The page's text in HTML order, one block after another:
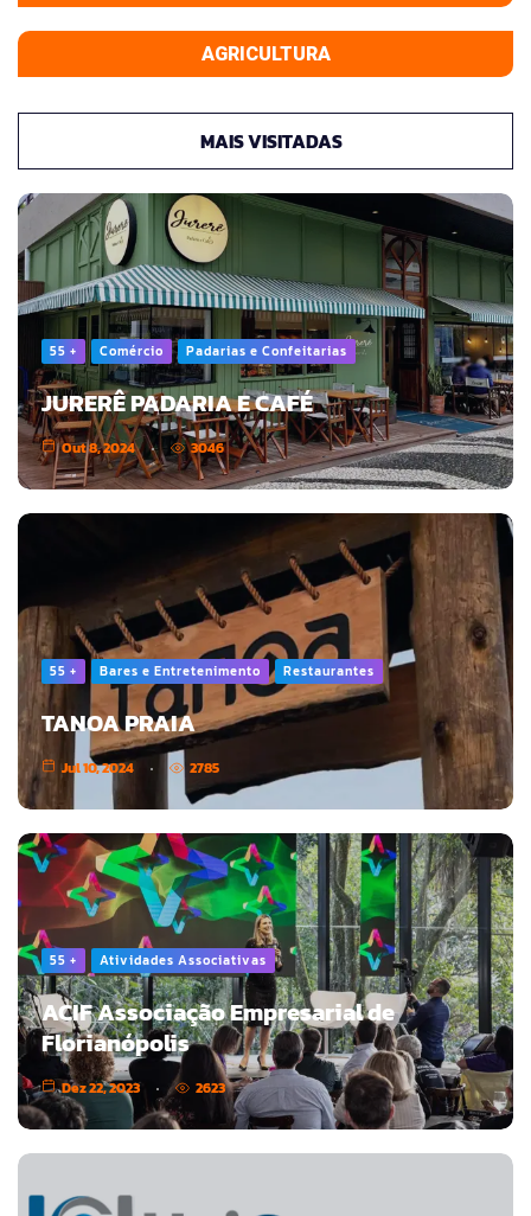
AGRICULTURA
MAIS VISITADAS
55 + Comércio Padarias e Confeitarias
JURERÊ PADARIA E CAFÉ
Out 8, 2024 3046
55 + Bares e Entretenimento Restaurantes
TANOA PRAIA
Jul 10, 2024 2785
55 + Atividades Associativas
ACIF Associação Empresarial de
Florianópolis
Dez 22, 2023 2623